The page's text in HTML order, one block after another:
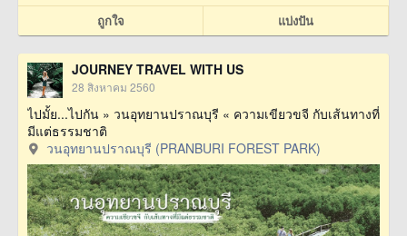
ถูกใจ แบ่งปัน
JOURNEY TRAVEL WITH US
28 สิงหาคม 2560
ไปมั้ย...ไปกัน » วนอุทยานปราณบุรี « ความเขียวขจี กับเส้นทางที่
มีแต่ธรรมชาติ
วนอุทยานปราณบุรี (PRANBURI FOREST PARK)